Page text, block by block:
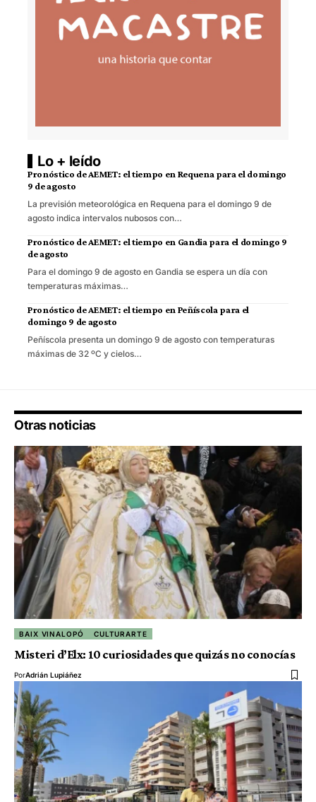
Lo + leído
Pronóstico de AEMET: el tiempo en Requena para el domingo
9 de agosto
La previsión meteorológica en Requena para el domingo 9 de
agosto indica intervalos nubosos con…
Pronóstico de AEMET: el tiempo en Gandia para el domingo 9
de agosto
Para el domingo 9 de agosto en Gandia se espera un día con
temperaturas máximas…
Pronóstico de AEMET: el tiempo en Peñíscola para el
domingo 9 de agosto
Peñíscola presenta un domingo 9 de agosto con temperaturas
máximas de 32 ºC y cielos…
Otras noticias
BAIX VINALOPÓ CULTURARTE
Misteri d’Elx: 10 curiosidades que quizás no conocías
PorAdrián Lupiáñez